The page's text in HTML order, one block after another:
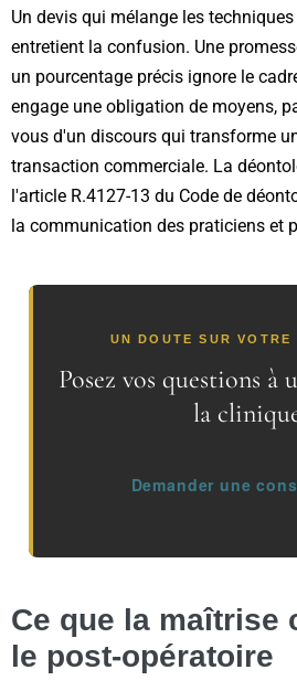
Un devis qui mélange les
entretient la confusion. Une
un pourcentage précis ignore le
engage une obligation de moyens,
vous d'un discours qui transforme
transaction commerciale. La
l'article R.4127-13 du Code de
la communication des praticiens et
UN DOUTE SUR VOTRE
Posez vos questions à
la
Demander une
Ce que la maîtrise
le post-opératoire